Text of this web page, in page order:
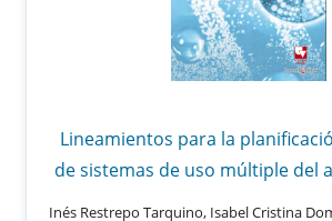
Lineamientos para la
de sistemas de uso múltiple del
rurales de Colombia
Inés Restrepo Tarquino, Isabel Cristina Domínguez Rivera,